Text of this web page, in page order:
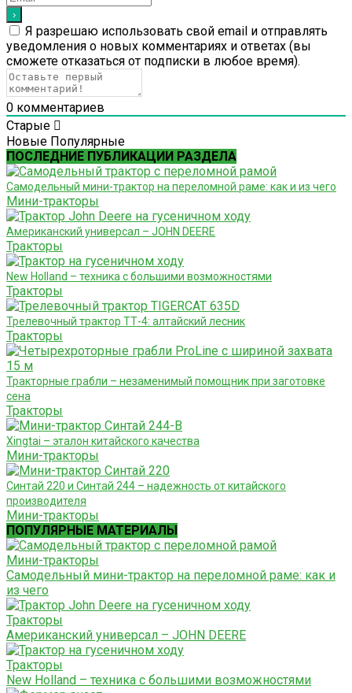
Я разрешаю использовать свой email и отправлять
уведомления о новых комментариях и ответах (вы
cможете отказаться от подписки в любое время).
0 комментариев
Старые
Новые Популярные
ПОСЛЕДНИЕ ПУБЛИКАЦИИ РАЗДЕЛА
Самодельный мини-трактор на переломной раме: как и из чего
Мини-тракторы
Американский универсал – JOHN DEERE
Тракторы
New Holland – техника с большими возможностями
Тракторы
Трелевочный трактор ТТ-4: алтайский лесник
Тракторы
Тракторные грабли – незаменимый помощник при заготовке
сена
Тракторы
Xingtai – эталон китайского качества
Мини-тракторы
Синтай 220 и Синтай 244 – надежность от китайского
производителя
Мини-тракторы
ПОПУЛЯРНЫЕ МАТЕРИАЛЫ
Мини-тракторы
Самодельный мини-трактор на переломной раме: как и
из чего
Тракторы
Американский универсал – JOHN DEERE
Тракторы
New Holland – техника с большими возможностями